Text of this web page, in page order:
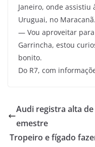
Janeiro, onde
Uruguai, no Maracanã.
— Vou aproveitar
Garrincha, estou
bonito.
Do R7, com
Audi registra alta
emestre
Tropeiro e fígado